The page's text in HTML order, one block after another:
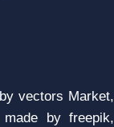
vectors Market,
by freepik,